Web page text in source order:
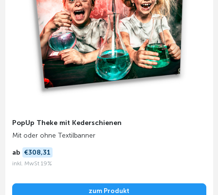
PopUp Theke mit Kederschienen
Mit oder ohne Textilbanner
ab €308,31
inkl. MwSt 19%
zum Produkt